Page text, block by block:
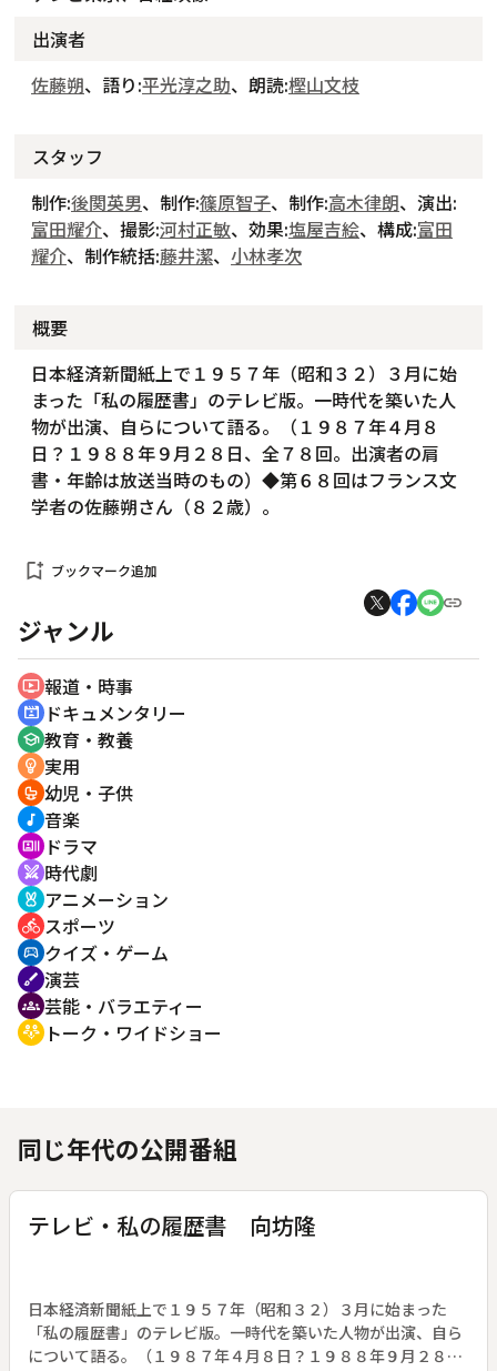
出演者
佐藤朔、語り:平光淳之助、朗読:樫山文枝
スタッフ
制作:後関英男、制作:篠原智子、制作:高木律朗、演出:
富田耀介、撮影:河村正敏、効果:塩屋吉絵、構成:富田
耀介、制作統括:藤井潔、 小林孝次
概要
日本経済新聞紙上で１９５７年（昭和３２）３月に始
まった「私の履歴書」のテレビ版。一時代を築いた人
物が出演、自らについて語る。（１９８７年４月８
日？１９８８年９月２８日、全７８回。出演者の肩
書・年齢は放送当時のもの）◆第６８回はフランス文
学者の佐藤朔さん（８２歳）。
bookmark_add ブックマーク追加
ジャンル
ondemand_video 報道・時事
cinematic_blur ドキュメンタリー
school 教育・教養
emoji_objects 実用
crib 幼児・子供
music_note 音楽
recent_actors ドラマ
swords 時代劇
cruelty_free アニメーション
directions_bike スポーツ
sports_esports クイズ・ゲーム
brush 演芸
groups 芸能・バラエティー
adaptive_audio_mic トーク・ワイドショー
同じ年代の公開番組
テレビ・私の履歴書 向坊隆
日本経済新聞紙上で１９５７年（昭和３２）３月に始まった
「私の履歴書」のテレビ版。一時代を築いた人物が出演、自ら
について語る。（１９８７年４月８日？１９８８年９月２８